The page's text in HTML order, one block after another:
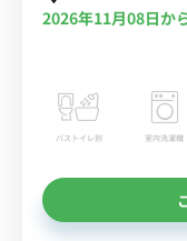
2026年11月08日か
バストイレ別 室内洗濯機